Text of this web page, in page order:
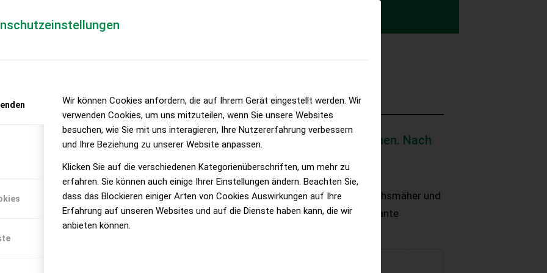
Wir können Cookies anfordern, die auf Ihrem Gerät eingestellt werden. Wir
verwenden Cookies, um uns mitzuteilen, wenn Sie unsere Websites
besuchen, wie Sie mit uns interagieren, Ihre Nutzererfahrung verbessern
und Ihre Beziehung zu unserer Website anpassen.
Klicken Sie auf die verschiedenen Kategorienüberschriften, um mehr zu
erfahren. Sie können auch einige Ihrer Einstellungen ändern. Beachten Sie,
dass das Blockieren einiger Arten von Cookies Auswirkungen auf Ihre
Erfahrung auf unseren Websites und auf die Dienste haben kann, die wir
anbieten können.
des letzten Jahres veröffentlicht, analysiert und verglichen. Nach
Wer sind erfolgreiche Neueinsteiger, unter anderen Kriterien?
Obst-und Weinbautraktoren sowie Kommunaltraktoren, Zweiachsmäher und
kaum Zeit um etwas in die Tiefe zu gehen und echt interessante und signifikante
zwei Detailbetrachtungen.